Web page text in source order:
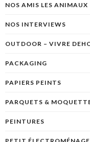
NOS AMIS LES ANIMAUX
NOS INTERVIEWS
OUTDOOR – VIVRE
PACKAGING
PAPIERS PEINTS
PARQUETS &
PEINTURES